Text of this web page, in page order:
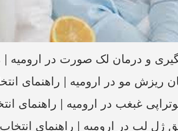
و درمان لک صورت در ارومیه
ریزش مو در ارومیه | راهنمای
غبغب در ارومیه |
ژل لب در ارومیه | راهنمای